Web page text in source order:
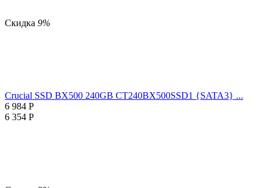
Скидка 9%
Crucial SSD BX500 240GB CT240BX500SSD1 {SATA3} ...
6 984 Р
6 354 Р